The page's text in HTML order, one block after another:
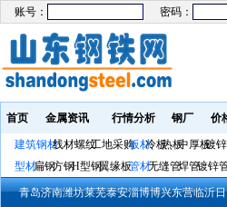
账号： 密码：
首页 金属资讯 行情分析 钢厂 价
建筑钢材线材螺纹工地采购板材冷板热板中厚板镀
型材扁钢方钢H型钢翼缘板管材无缝管焊管镀锌
青岛济南潍坊莱芜泰安淄博博兴东营临沂